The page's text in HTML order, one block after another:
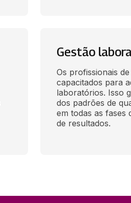
Gestão
Os profissionais
capacitados para
laboratórios. Isso
dos padrões de
em todas as fases
de resultados.